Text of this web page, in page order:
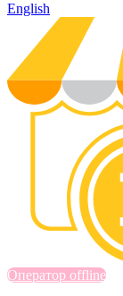
English
Оператор offline